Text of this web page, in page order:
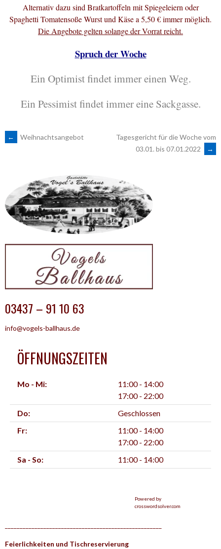
Alternativ dazu sind Bratkartoffeln mit Spiegeleiern oder
Spaghetti Tomatensoße Wurst und Käse a 5,50 € immer möglich.
Die Angebote gelten solange der Vorrat reicht.
Spruch der Woche
Ein Optimist findet immer einen Weg.
Ein Pessimist findet immer eine Sackgasse.
ARTIKEL-
NAVIGATION
← Weihnachtsangebot
Tagesgericht für die Woche vom
03.01. bis 07.01.2022
→
03437 – 91 10 63
info@vogels-ballhaus.de
ÖFFNUNGSZEITEN
Mo - Mi:
11:00 - 14:00
17:00 - 22:00
Do:
Geschlossen
Fr:
11:00 - 14:00
17:00 - 22:00
Sa - So:
11:00 - 14:00
Powered by
crosswordsolver.com
Feierlichkeiten und Tischreservierung